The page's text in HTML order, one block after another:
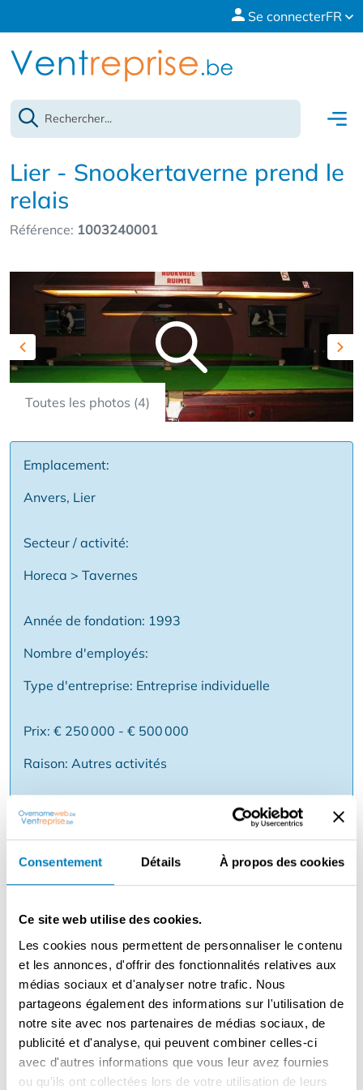
Consentement Détails À propos des cookies
Ce site web utilise des cookies.
Les cookies nous permettent de personnaliser le contenu
et les annonces, d'offrir des fonctionnalités relatives aux
médias sociaux et d'analyser notre trafic. Nous
partageons également des informations sur l'utilisation de
notre site avec nos partenaires de médias sociaux, de
publicité et d'analyse, qui peuvent combiner celles-ci
avec d'autres informations que vous leur avez fournies
ou qu'ils ont collectées lors de votre utilisation de leurs
Se connecterFR
Lier - Snookertaverne prend le
relais
Référence: 1003240001
Toutes les photos (4)
Previous
Emplacement:
Anvers, Lier
Secteur / activité:
Horeca > Tavernes
Année de fondation: 1993
Nombre d'employés:
Type d'entreprise: Entreprise individuelle
Prix: € 250 000 - € 500 000
Raison: Autres activités
Description
Reprise d'une taverne très spacieuse et réputée -
snooker, billard et billard américain avec logement à
stationnement suffisant. Comprend 7 snookers, 7
comprenant une salle de 600 m², 250 m², 200 m² et une
salle de 150 m² avec un total de 300 places assises.
Cuisine aménagée, débarras et toilettes et terrasse.
Salon avec kitchenette, 2 chambres, 2 salles de bains et
mezzanine. Café-taverne séparé au rez-de-chaussée,
loué et fonctionnant de manière totalement
indépendante. Même exploitant depuis longtemps. Le